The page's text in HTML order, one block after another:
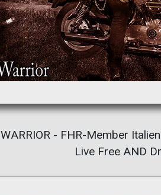
WARRIOR - FHR-Member
Live Free AND